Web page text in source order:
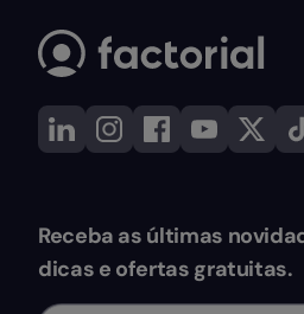
Receba as últimas
dicas e ofertas gratuitas.